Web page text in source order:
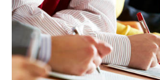
Общественная
жизнь
Идеологическая
работа
Официальные